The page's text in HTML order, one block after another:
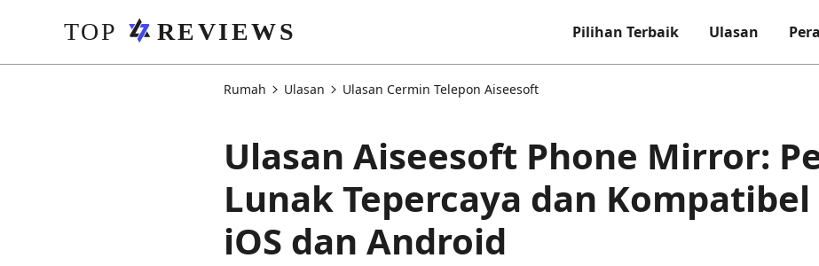
Pilihan Terbaik Ulasan
Rumah Ulasan Ulasan Cermin Telepon Aiseesoft
Ulasan Aiseesoft Phone Mirror:
Lunak Tepercaya dan
iOS dan Android